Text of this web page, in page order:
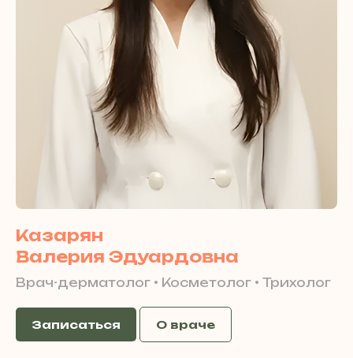
Казарян
Валерия Эдуардовна
Врач-дерматолог • Косметолог • Трихолог
Записаться О враче